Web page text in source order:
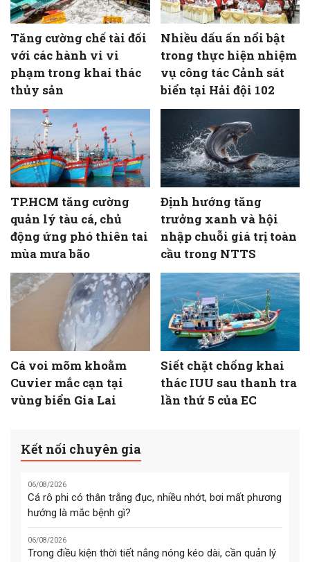
Tăng cường chế tài đối
với các hành vi vi
phạm trong khai thác
thủy sản
Nhiều dấu ấn nổi bật
trong thực hiện nhiệm
vụ công tác Cảnh sát
biển tại Hải đội 102
TP.HCM tăng cường
quản lý tàu cá, chủ
động ứng phó thiên tai
mùa mưa bão
Định hướng tăng
trưởng xanh và hội
nhập chuỗi giá trị toàn
cầu trong NTTS
Cá voi mõm khoằm
Cuvier mắc cạn tại
vùng biển Gia Lai
Siết chặt chống khai
thác IUU sau thanh tra
lần thứ 5 của EC
Kết nối chuyên gia
06/08/2026
Cá rô phi có thân trắng đục, nhiều nhớt, bơi mất phương
hướng là mắc bệnh gì?
06/08/2026
Trong điều kiện thời tiết nắng nóng kéo dài, cần quản lý